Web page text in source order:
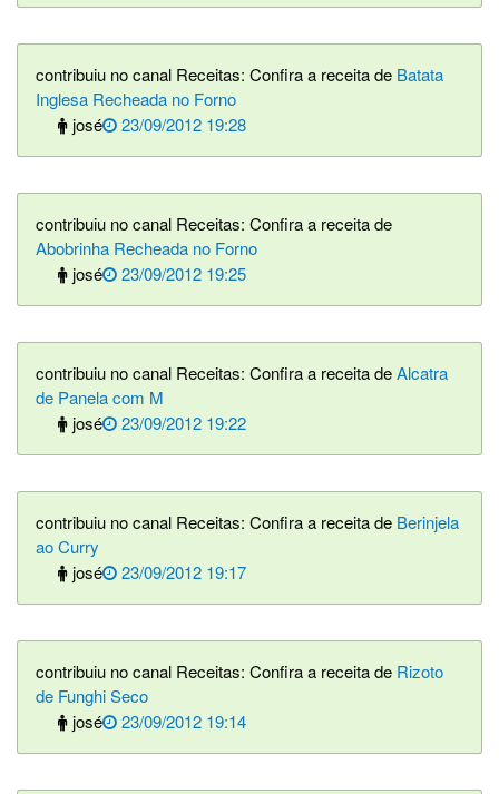
contribuiu no canal Receitas: Confira a receita de Batata
Inglesa Recheada no Forno
josé
23/09/2012 19:28
contribuiu no canal Receitas: Confira a receita de
Abobrinha Recheada no Forno
josé
23/09/2012 19:25
contribuiu no canal Receitas: Confira a receita deAlcatra
de Panela com M
josé
23/09/2012 19:22
contribuiu no canal Receitas: Confira a receita de Berinjela
ao Curry
josé
23/09/2012 19:17
contribuiu no canal Receitas: Confira a receita de Rizoto
de Funghi Seco
josé
23/09/2012 19:14